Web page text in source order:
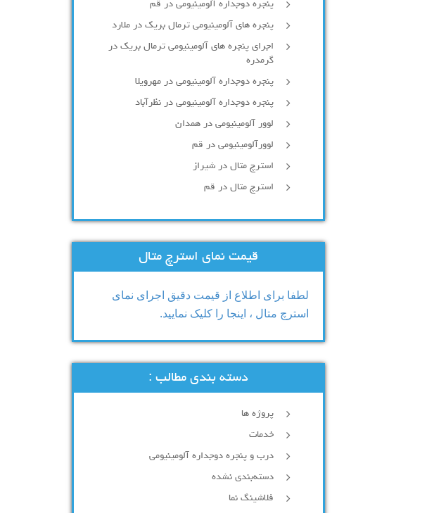
پنجره دوجداره آلومينيومی در قم
پنجره های آلومینیومی ترمال بریک در ملارد
اجرای پنجره های آلومینیومی ترمال بریک در
گرمدره
پنجره دوجداره آلومینیومی در مهرویلا
پنجره دوجداره آلومینیومی در نظرآباد
لوور آلومینیومی در همدان
لوورآلومینیومی در قم
استرچ متال در شیراز
استرچ متال در قم
قیمت نمای استرچ متال
لطفا برای اطلاع از قیمت دقیق اجرای نمای
استرچ متال ، اینجا را کلیک نمایید.
دسته بندی مطالب :
پروژه ها
خدمات
درب و پنجره دوجداره آلومینیومی
دسته‌بندی نشده
فلاشینگ نما